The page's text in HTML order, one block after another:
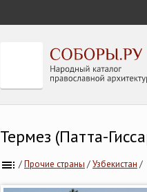
Термез (Патта-
/Прочие страны /Узбекистан /